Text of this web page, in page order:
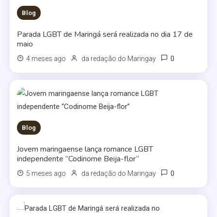
Blog
Parada LGBT de Maringá será realizada no dia 17 de
maio
4 meses ago da redação do Maringay 0
Blog
Jovem maringaense lança romance LGBT
independente “Codinome Beija-flor”
5 meses ago da redação do Maringay 0